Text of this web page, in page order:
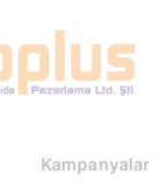
Kampanyalar
CINKO